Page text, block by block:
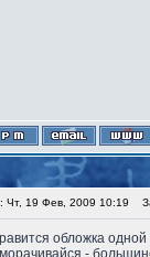
Чт, 19 Фев, 2009 10:19
обложка
-